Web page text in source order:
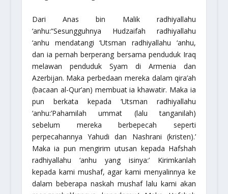
Dari Anas bin Malikradhiyallahu
‘anhu:“Sesungguhnya Hudzaifahradhiyallahu
‘anhu mendatangi ‘Utsmanradhiyallahu ‘anhu,
dan ia pernah berperang bersama penduduk Iraq
melawan penduduk Syam di Armenia dan
Azerbijan. Maka perbedaan mereka dalam qira’ah
(bacaan al-Qur’an) membuat ia khawatir. Maka ia
pun berkata kepada ‘Utsmanradhiyallahu
‘anhu:’Pahamilah ummat (lalu tanganilah)
sebelum mereka berbepecah seperti
perpecahannya Yahudi dan Nashrani (kristen).’
Maka ia pun mengirim utusan kepada Hafshah
radhiyallahu ‘anhu yang isinya:’ Kirimkanlah
kepada kami mushaf, agar kami menyalinnya ke
dalam beberapa naskah mushaf lalu kami akan